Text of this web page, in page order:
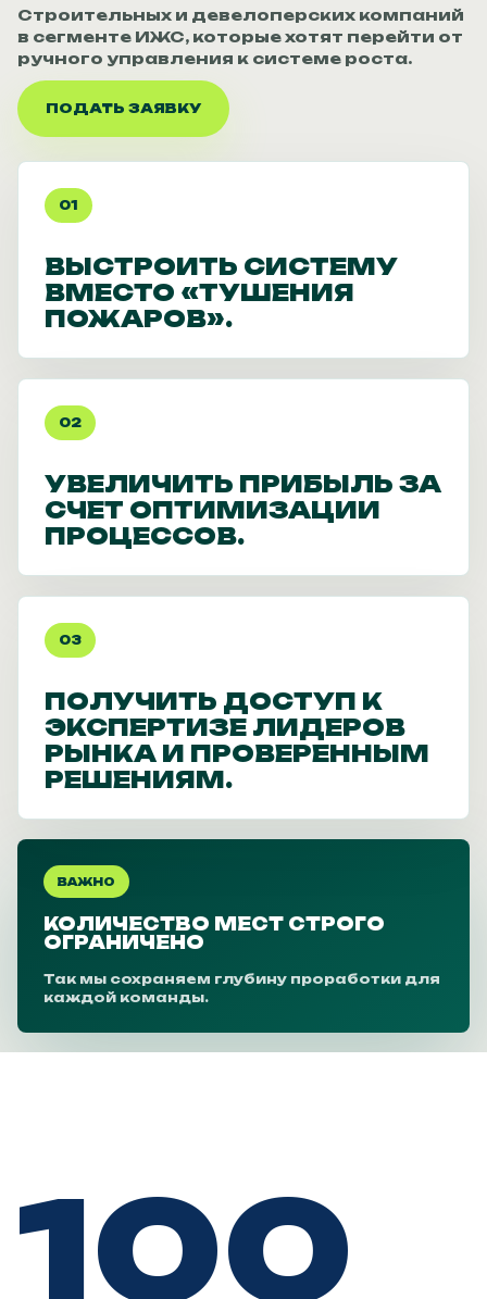
Строительных и девелоперских компаний
в сегменте ИЖС, которые хотят перейти от
ручного управления к системе роста.
ПОДАТЬ ЗАЯВКУ
01
ВЫСТРОИТЬ СИСТЕМУ
ВМЕСТО «ТУШЕНИЯ
ПОЖАРОВ».
02
УВЕЛИЧИТЬ ПРИБЫЛЬ ЗА
СЧЕТ ОПТИМИЗАЦИИ
ПРОЦЕССОВ.
03
ПОЛУЧИТЬ ДОСТУП К
ЭКСПЕРТИЗЕ ЛИДЕРОВ
РЫНКА И ПРОВЕРЕННЫМ
РЕШЕНИЯМ.
ВАЖНО
КОЛИЧЕСТВО МЕСТ СТРОГО
ОГРАНИЧЕНО
Так мы сохраняем глубину проработки для
каждой команды.
100